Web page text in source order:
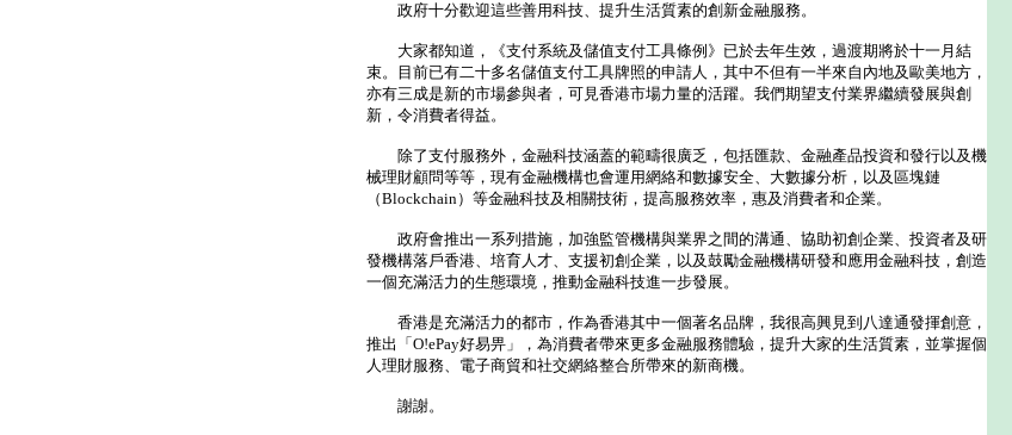
政府十分歡迎這些善用科技、提升生活質素的創新金融服務。
大家都知道，《支付系統及儲值支付工具條例》已於去年生效，過渡期將於十一月結
束。目前已有二十多名儲值支付工具牌照的申請人，其中不但有一半來自內地及歐美地方，
亦有三成是新的市場參與者，可見香港市場力量的活躍。我們期望支付業界繼續發展與創
新，令消費者得益。
除了支付服務外，金融科技涵蓋的範疇很廣乏，包括匯款、金融產品投資和發行以及機
械理財顧問等等，現有金融機構也會運用網絡和數據安全、大數據分析，以及區塊鏈
（Blockchain）等金融科技及相關技術，提高服務效率，惠及消費者和企業。
政府會推出一系列措施，加強監管機構與業界之間的溝通、協助初創企業、投資者及研
發機構落戶香港、培育人才、支援初創企業，以及鼓勵金融機構研發和應用金融科技，創造
一個充滿活力的生態環境，推動金融科技進一步發展。
香港是充滿活力的都市，作為香港其中一個著名品牌，我很高興見到八達通發揮創意，
推出「O!ePay好易畀」，為消費者帶來更多金融服務體驗，提升大家的生活質素，並掌握個
人理財服務、電子商貿和社交網絡整合所帶來的新商機。
謝謝。